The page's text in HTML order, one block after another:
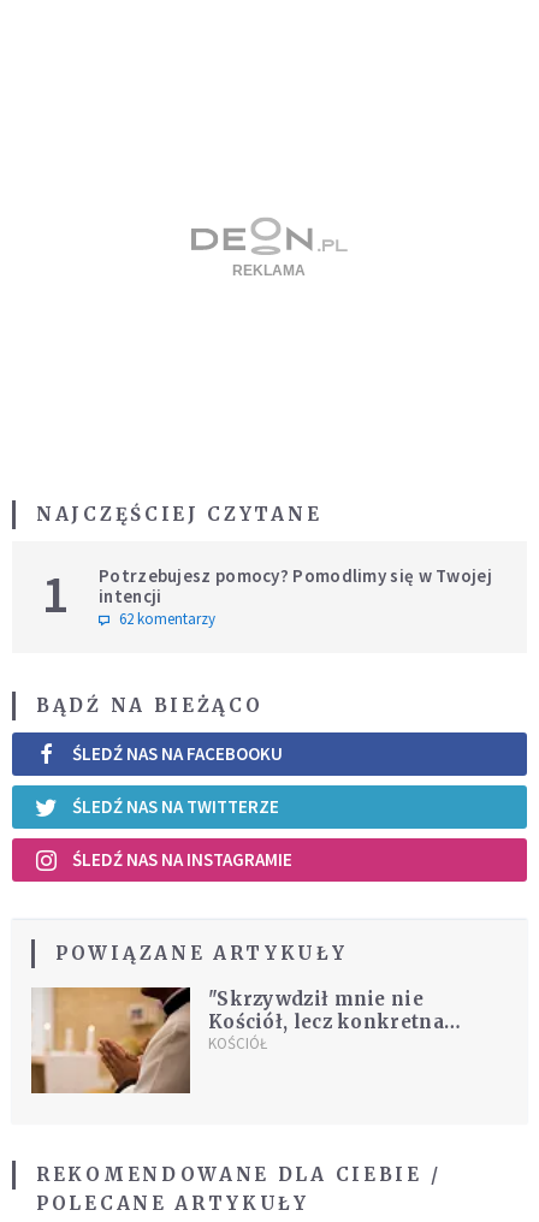
NAJCZĘŚCIEJ CZYTANE
1
Potrzebujesz pomocy? Pomodlimy się w Twojej
intencji
62 komentarzy
BĄDŹ NA BIEŻĄCO
ŚLEDŹ NAS NA FACEBOOKU
ŚLEDŹ NAS NA TWITTERZE
ŚLEDŹ NAS NA INSTAGRAMIE
POWIĄZANE ARTYKUŁY
"Skrzywdził mnie nie
Kościół, lecz konkretna
osoba". Postulaty do biskupów
KOŚCIÓŁ
REKOMENDOWANE DLA CIEBIE /
POLECANE ARTYKUŁY